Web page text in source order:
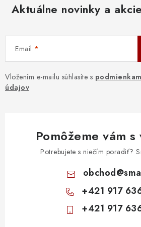
Aktuálne novinky a
Email
Vložením e-mailu súhlasíte s
údajov
Pomôžeme vám
Potrebujete s niečím poradiť?
obchod@
+421 917
+421 917